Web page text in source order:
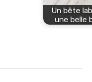
Un bête
une belle